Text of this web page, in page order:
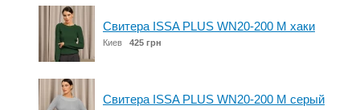
Свитера ISSA PLUS WN20-200 M хаки
Киев 425 грн
Свитера ISSA PLUS WN20-200 M серый